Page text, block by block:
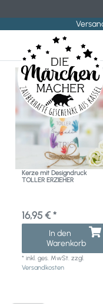
Kerze mit Designdruck
TOLLER ERZIEHER
16,95 € *
In den
Warenkorb
*inkl. ges. MwSt. zzgl.
Versandkosten